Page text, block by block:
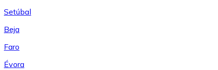
Setúbal
Beja
Faro
Évora